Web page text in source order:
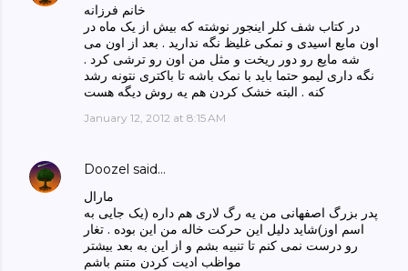
خانم فرزانه
در کتاب شف کلر اینجور نوشته که بیش از یک ماه در
اون مایع اسیدی و نمکی غلیظ نگه ندارید . بعد از اون می
شه مایع رو دور ریخت و مثل من اون رو ترشی کرد .
نگه داری لیمو حتما باید با نمک باشه تا باکتری نتونه رشد
کنه . البته خشک کردن هم یه روش دیگه هست
January 12, 2012 at 8:15 AM
Doozel said…
مارال
پدر بزرگ اصفهانی من یه رگ لاری هم داره (یک جایی به
اسم اوز)شاید دلیل این حرکت خاله من این بوده . تغار
رو درست نمی کنم تا تنبیه بشم و از این به بعد بیشتر
مواظب ادیت کردن متنم باشم